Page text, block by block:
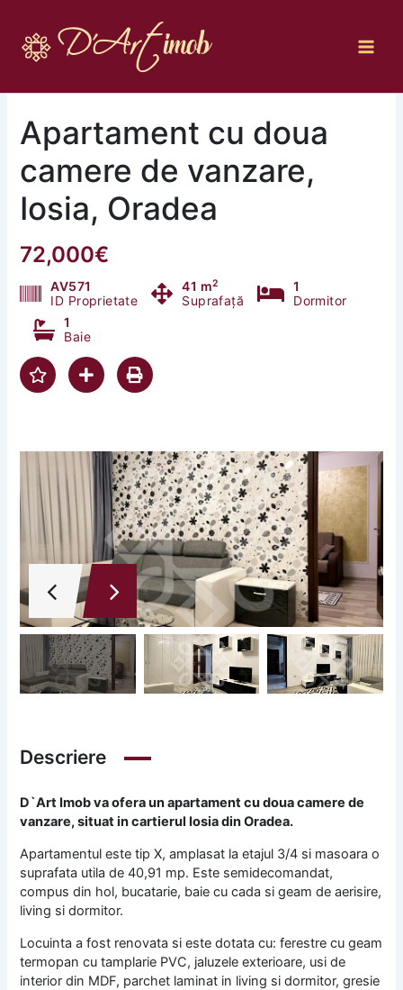
content
Apartament cu doua
camere de vanzare,
Iosia, Oradea
72,000€
AV571
ID Proprietate
41 m2
Suprafață
1
Dormitor
1
Baie
Descriere
D`Art Imob va ofera un apartament cu doua camere de
vanzare, situat in cartierul Iosia din Oradea.
Apartamentul este tip X, amplasat la etajul 3/4 si masoara o
suprafata utila de 40,91 mp. Este semidecomandat,
compus din hol, bucatarie, baie cu cada si geam de aerisire,
living si dormitor.
Locuinta a fost renovata si este dotata cu: ferestre cu geam
termopan cu tamplarie PVC, jaluzele exterioare, usi de
interior din MDF, parchet laminat in living si dormitor, gresie